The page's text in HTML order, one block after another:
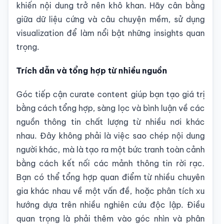
khiến nội dung trở nên khô khan. Hãy cân bằng
giữa dữ liệu cứng và câu chuyện mềm, sử dụng
visualization để làm nổi bật những insights quan
trọng.
Trích dẫn và tổng hợp từ nhiều nguồn
Góc tiếp cận curate content giúp bạn tạo giá trị
bằng cách tổng hợp, sàng lọc và bình luận về các
nguồn thông tin chất lượng từ nhiều nơi khác
nhau. Đây không phải là việc sao chép nội dung
người khác, mà là tạo ra một bức tranh toàn cảnh
bằng cách kết nối các mảnh thông tin rời rạc.
Bạn có thể tổng hợp quan điểm từ nhiều chuyên
gia khác nhau về một vấn đề, hoặc phân tích xu
hướng dựa trên nhiều nghiên cứu độc lập. Điều
quan trọng là phải thêm vào góc nhìn và phân